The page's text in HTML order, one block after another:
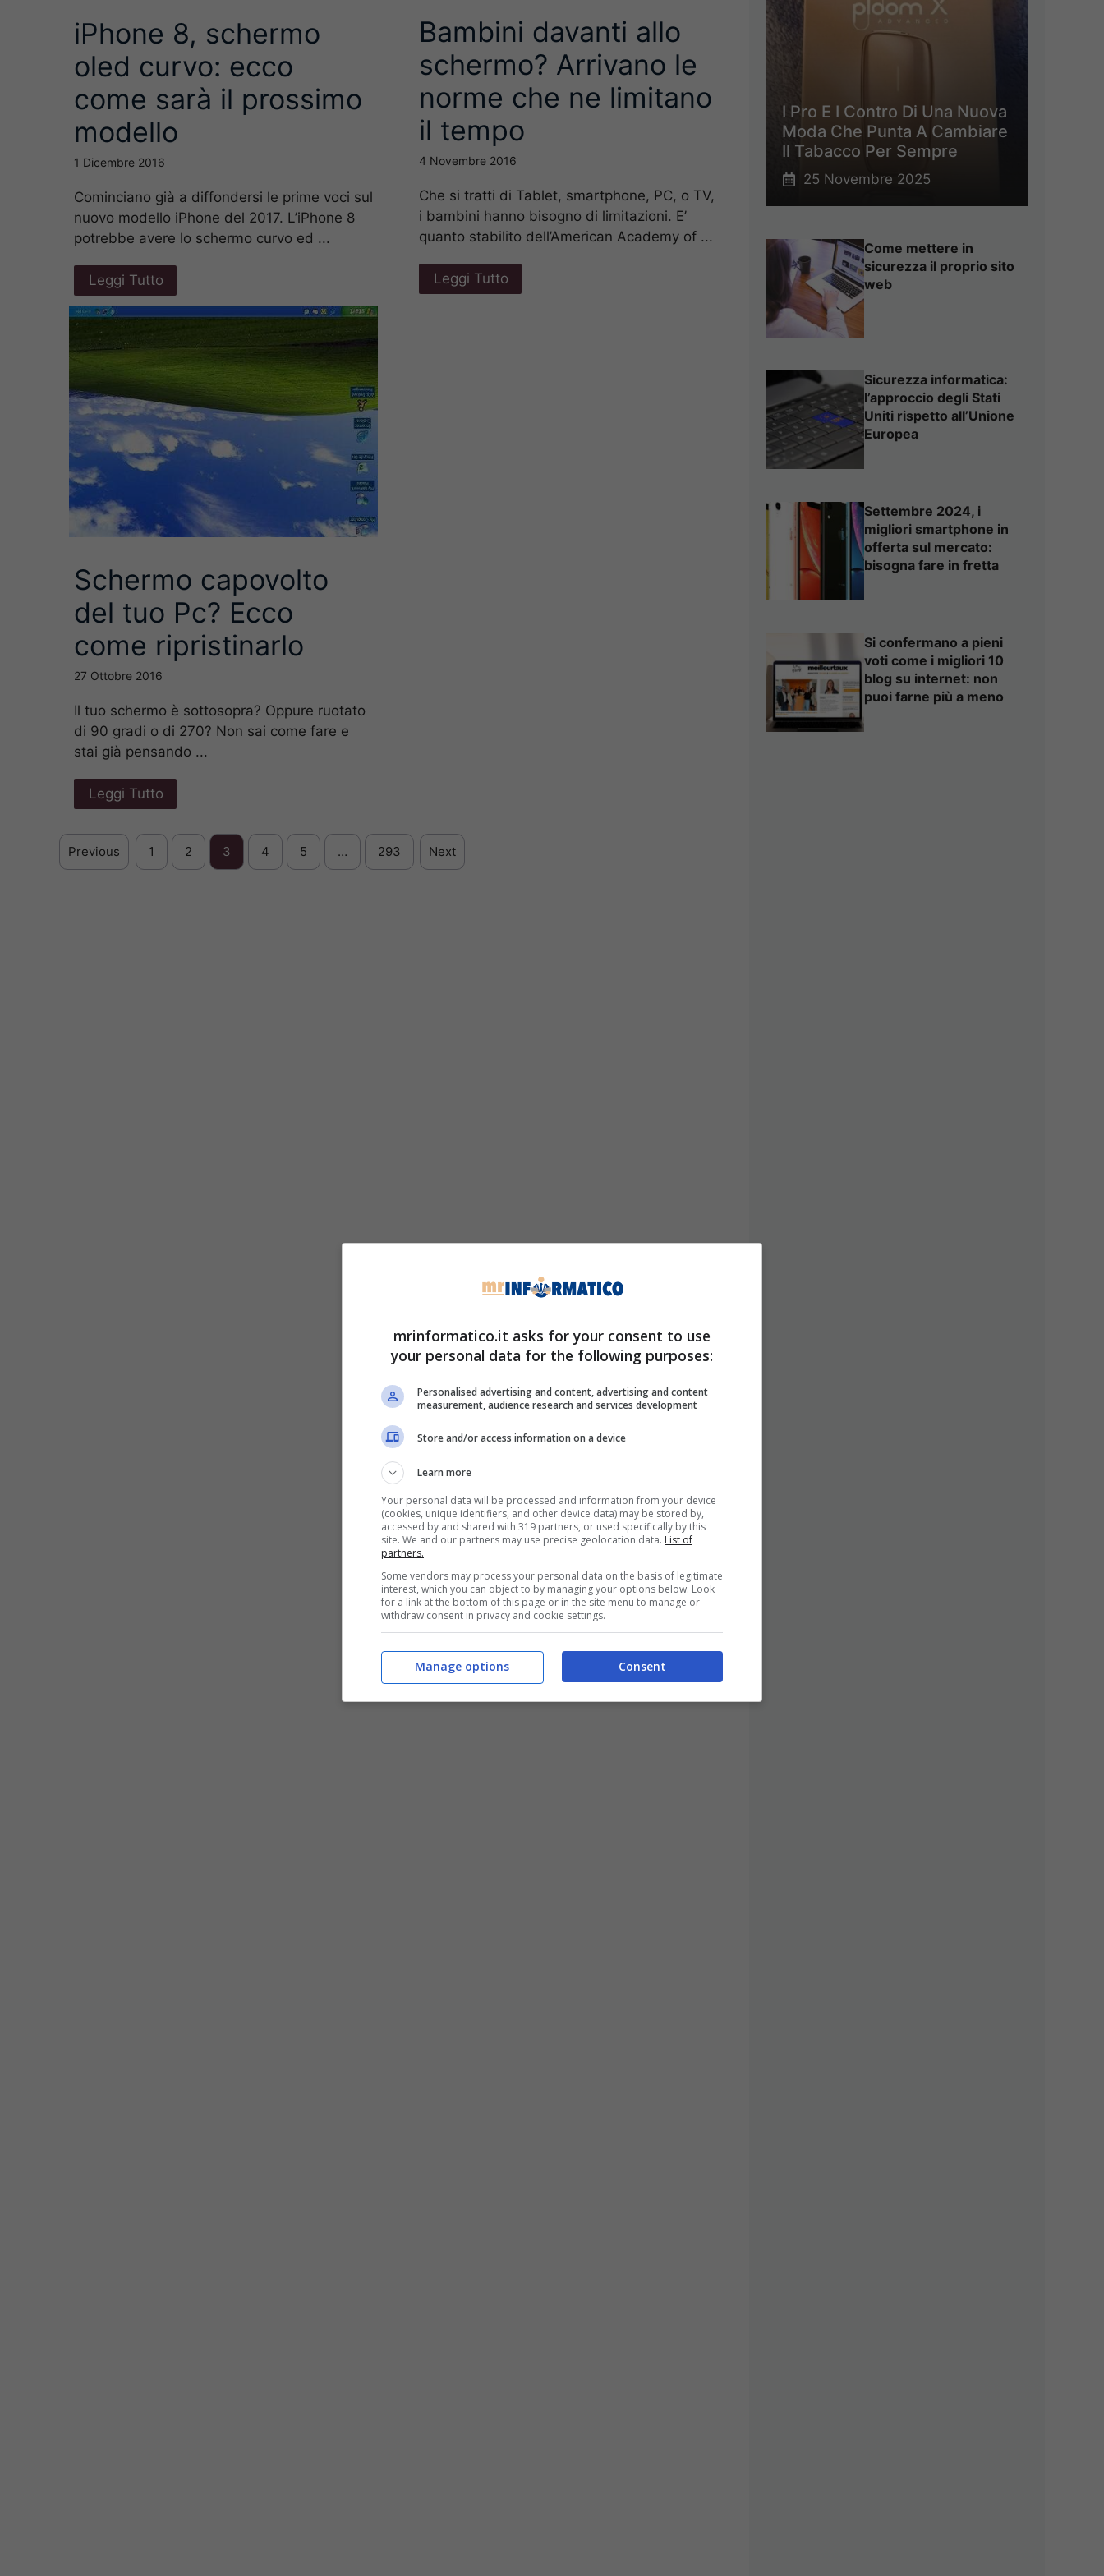
iPhone 8, schermo
oled curvo: ecco
come sarà il prossimo
modello
1 Dicembre 2016
Cominciano già a diffondersi le prime voci sul
nuovo modello iPhone del 2017. L’iPhone 8
potrebbe avere lo schermo curvo ed ...
Leggi Tutto
Bambini davanti allo
schermo? Arrivano le
norme che ne limitano
il tempo
4 Novembre 2016
Che si tratti di Tablet, smartphone, PC, o TV,
i bambini hanno bisogno di limitazioni. E’
quanto stabilito dell’American Academy of ...
Leggi Tutto
Schermo capovolto
del tuo Pc? Ecco
come ripristinarlo
27 Ottobre 2016
Il tuo schermo è sottosopra? Oppure ruotato
di 90 gradi o di 270? Non sai come fare e
stai già pensando ...
Leggi Tutto
Previous 1 2 3 4 5 … 293 Next
I Pro E I Contro Di Una Nuova
Moda Che Punta A Cambiare
Il Tabacco Per Sempre
25 Novembre 2025
Come mettere in
sicurezza il proprio sito
web
Sicurezza informatica:
l’approccio degli Stati
Uniti rispetto all’Unione
Europea
Settembre 2024, i
migliori smartphone in
offerta sul mercato:
bisogna fare in fretta
Si confermano a pieni
voti come i migliori 10
blog su internet: non
puoi farne più a meno
mrinformatico.it asks for your consent to use
your personal data for the following purposes:
Personalised advertising and content, advertising and content
measurement, audience research and services development
Store and/or access information on a device
Learn more
Your personal data will be processed and information from your device
(cookies, unique identifiers, and other device data) may be stored by,
accessed by and shared with 319 partners, or used specifically by this
site. We and our partners may use precise geolocation data. List of
partners.
Some vendors may process your personal data on the basis of legitimate
interest, which you can object to by managing your options below. Look
for a link at the bottom of this page or in the site menu to manage or
withdraw consent in privacy and cookie settings.
Consent
Manage options